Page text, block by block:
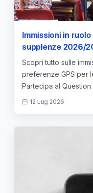
Immissioni in
supplenze 2026/
150 preferenze e
Scopri tutto sulle
preferenze GPS per
Partecipa al Question
luglio.12 Lug 2026